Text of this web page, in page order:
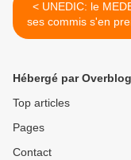
< UNEDIC: le MEDEF et
ses commis s'en
aux chômeurs!
Hébergé par Overblog
Top articles
Pages
Contact